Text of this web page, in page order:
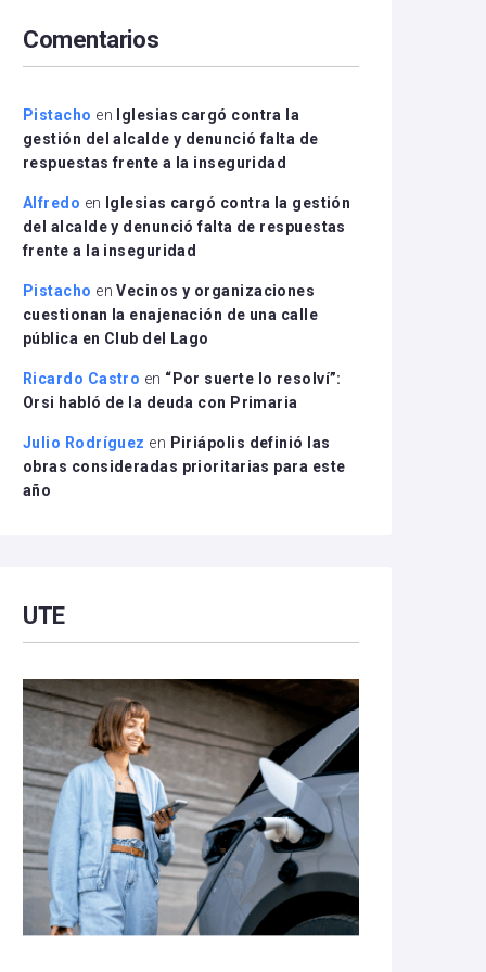
disminuir
el
Comentarios
Pistacho en
Iglesias cargó contra la
gestión del alcalde y denunció falta de
respuestas frente a la inseguridad
Alfredo en
Iglesias cargó contra la gestión
del alcalde y denunció falta de respuestas
frente a la inseguridad
Pistacho enVecinos y organizaciones
cuestionan la enajenación de una calle
pública en Club del Lago
Ricardo Castro en “Por suerte lo resolví”:
Orsi habló de la deuda con Primaria
Julio Rodríguez en Piriápolis definió las
obras consideradas prioritarias para este
año
UTE